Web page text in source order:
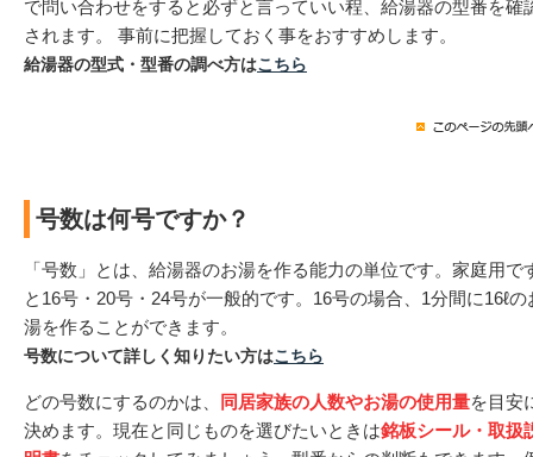
で問い合わせをすると必ずと言っていい程、給湯器の型番を確
されます。 事前に把握しておく事をおすすめします。
給湯器の型式・型番の調べ方はこちら
号数は何号ですか？
「号数」とは、給湯器のお湯を作る能力の単位です。家庭用で
と16号・20号・24号が一般的です。16号の場合、1分間に16ℓの
湯を作ることができます。
号数について詳しく知りたい方はこちら
どの号数にするのかは、 同居家族の人数やお湯の使用量を目安
決めます。現在と同じものを選びたいときは銘板シール・取扱